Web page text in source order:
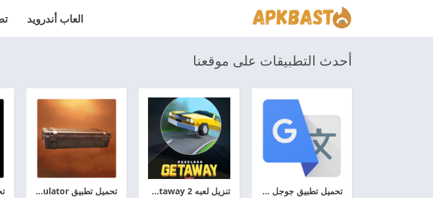
العاب أندرويد
أحدث التطبيقات على موقعنا
تحميل تطبيق جوجل ترجمه 2026 Google Translate اخر اصدار APK للاندرويد تنزيل لعبه Reckless Getaway 2 مهكره 2026 اخر اصدار APK للاندرويد تحميل تطبيق Case Simulator مهكر 2026 اخر اصدار APK + MOD للاندروديد